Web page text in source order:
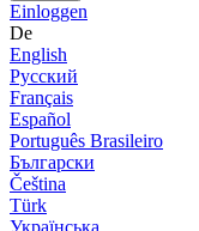
Einloggen
De
English
Русский
Français
Español
Português Brasileiro
Български
Čeština
Türk
Українська